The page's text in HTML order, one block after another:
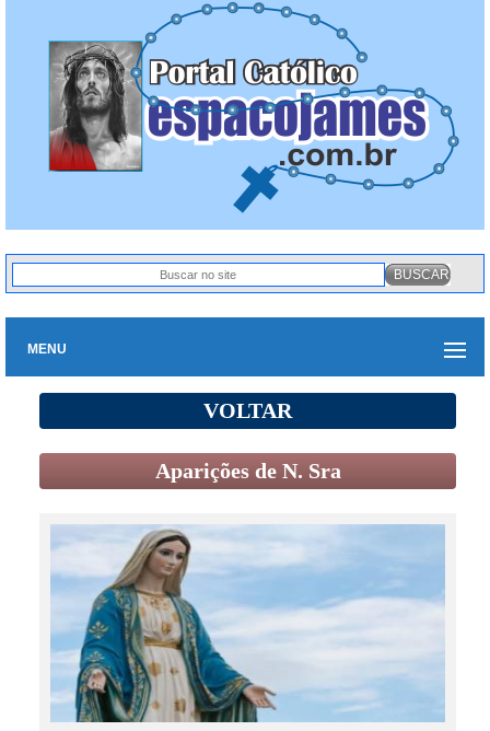
MENU
VOLTAR
Aparições de N. Sra